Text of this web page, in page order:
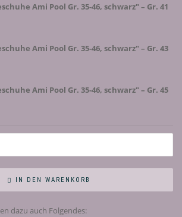
Ami Pool Gr. 35-46, schwarz" – Gr. 41
Ami Pool Gr. 35-46, schwarz" – Gr. 43
Ami Pool Gr. 35-46, schwarz" – Gr. 45
IN DEN WARENKORB
dazu auch Folgendes: